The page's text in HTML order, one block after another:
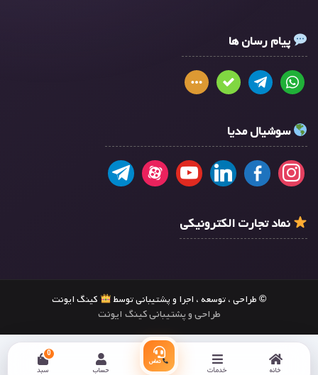
خانه خدمات
تماس
حساب سبد
0
پیام رسان ها
سوشیال مدیا
نماد تجارت الکترونیکی
© طراحی ، توسعه ، اجرا و پشتیبانی توسط کینگ ایونت
طراحی و پشتیبانی کینگ ایونت